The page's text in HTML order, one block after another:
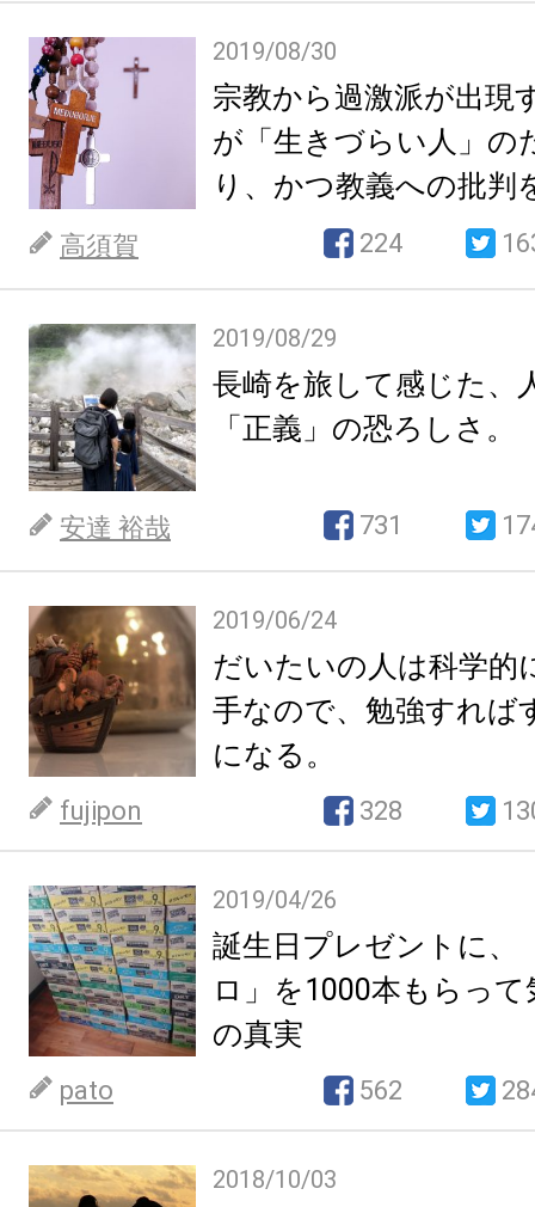
2019/08/30
宗教から過激派が出現
が「生きづらい人」の
り、かつ教義への批判
高須賀 224
2019/08/29
長崎を旅して感じた、
「正義」の恐ろしさ。
安達 裕哉 731
2019/06/24
だいたいの人は科学的
手なので、勉強すれば
になる。
fujipon 328
2019/04/26
誕生日プレゼントに、
ロ」を1000本もらっ
の真実
pato 562
2018/10/03